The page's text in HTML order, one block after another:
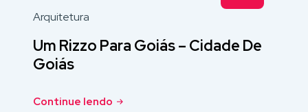
Arquitetura
Um Rizzo Para Goiás – Cidade De
Goiás
Continue lendo